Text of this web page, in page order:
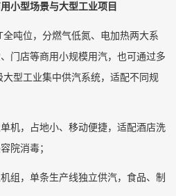
小型场景与大型工业项目
吨位，分燃气低氮、电加热两大系
门店等商用小规模用汽，也可通过多
型工业集中供汽系统，适配不同规
机，占地小、移动便捷，适配酒店洗
院消毒；
组，单条生产线独立供汽，食品、制